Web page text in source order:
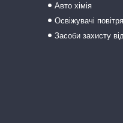
Авто хімія
Освіжувачі повітря
Засоби захисту